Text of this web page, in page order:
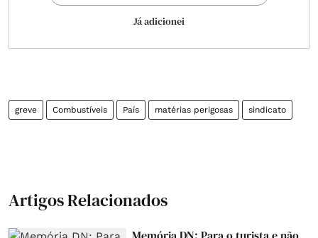
Já adicionei
greve Combustíveis País matérias perigosas sindicato
Artigos Relacionados